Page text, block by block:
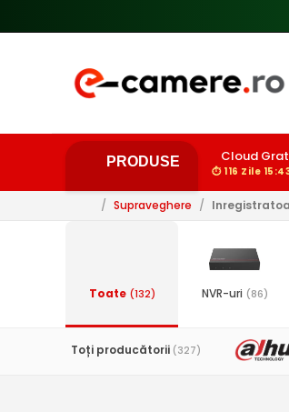
PRODUSE Cloud
⏱ 116 Zile
/ Supraveghere /
Toate (132) NVR-uri (86)
Toți producătorii (327)